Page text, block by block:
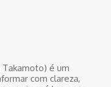
é um
com clareza,